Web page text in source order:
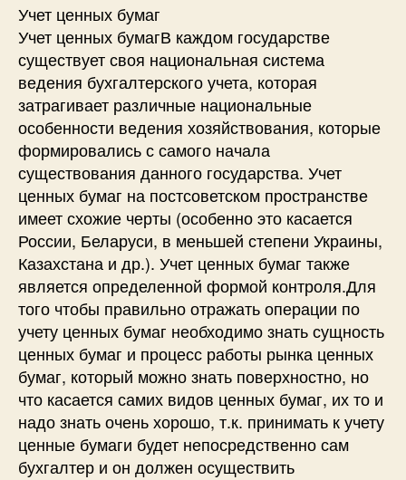
Учет ценных бумаг
Учет ценных бумагВ каждом государстве
существует своя национальная система
ведения бухгалтерского учета, которая
затрагивает различные национальные
особенности ведения хозяйствования, которые
формировались с самого начала
существования данного государства. Учет
ценных бумаг на постсоветском пространстве
имеет схожие черты (особенно это касается
России, Беларуси, в меньшей степени Украины,
Казахстана и др.). Учет ценных бумаг также
является определенной формой контроля.Для
того чтобы правильно отражать операции по
учету ценных бумаг необходимо знать сущность
ценных бумаг и процесс работы рынка ценных
бумаг, который можно знать поверхностно, но
что касается самих видов ценных бумаг, их то и
надо знать очень хорошо, т.к. принимать к учету
ценные бумаги будет непосредственно сам
бухгалтер и он должен осуществить